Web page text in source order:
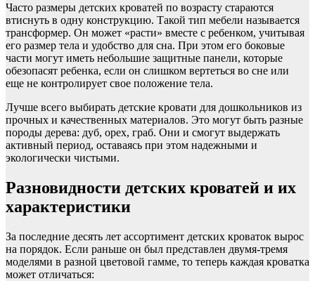
Часто размеры детских кроватей по возрасту стараются
втиснуть в одну конструкцию. Такой тип мебели называется
трансформер. Он может «расти» вместе с ребенком, учитывая
его размер тела и удобство для сна. При этом его боковые
части могут иметь небольшие защитные панели, которые
обезопасят ребенка, если он слишком вертеться во сне или
еще не контролирует свое положение тела.
Лучше всего выбирать детские кровати для дошкольников из
прочных и качественных материалов. Это могут быть разные
породы дерева: дуб, орех, граб. Они и смогут выдержать
активный период, оставаясь при этом надежными и
экологически чистыми.
Разновидности детских кроватей и их
характеристики
За последние десять лет ассортимент детских кроваток вырос
на порядок. Если раньше он был представлен двумя-тремя
моделями в разной цветовой гамме, то теперь каждая кроватка
может отличаться: